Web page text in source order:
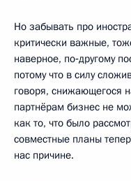
Но забывать про
критически важные,
наверное, по‑другому
потому что в силу
говоря, снижающегося
партнёрам бизнес не
как то, что было
совместные планы
нас причине.